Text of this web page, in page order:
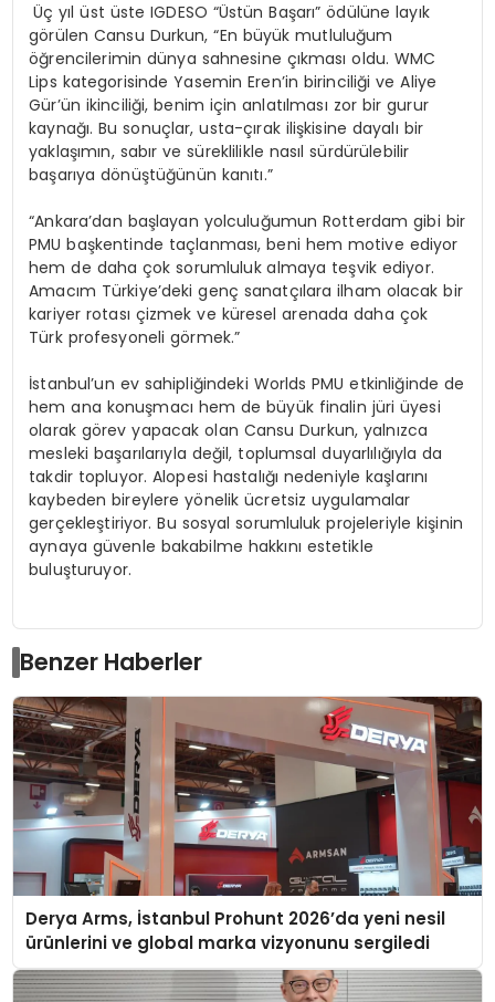
Üç yıl üst üste IGDESO “Üstün Başarı” ödülüne layık
görülen Cansu Durkun, “En büyük mutluluğum
öğrencilerimin dünya sahnesine çıkması oldu. WMC
Lips kategorisinde Yasemin Eren’in birinciliği ve Aliye
Gür’ün ikinciliği, benim için anlatılması zor bir gurur
kaynağı. Bu sonuçlar, usta-çırak ilişkisine dayalı bir
yaklaşımın, sabır ve süreklilikle nasıl sürdürülebilir
başarıya dönüştüğünün kanıtı.”
“Ankara’dan başlayan yolculuğumun Rotterdam gibi bir
PMU başkentinde taçlanması, beni hem motive ediyor
hem de daha çok sorumluluk almaya teşvik ediyor.
Amacım Türkiye’deki genç sanatçılara ilham olacak bir
kariyer rotası çizmek ve küresel arenada daha çok
Türk profesyoneli görmek.”
İstanbul’un ev sahipliğindeki Worlds PMU etkinliğinde de
hem ana konuşmacı hem de büyük finalin jüri üyesi
olarak görev yapacak olan Cansu Durkun, yalnızca
mesleki başarılarıyla değil, toplumsal duyarlılığıyla da
takdir topluyor. Alopesi hastalığı nedeniyle kaşlarını
kaybeden bireylere yönelik ücretsiz uygulamalar
gerçekleştiriyor. Bu sosyal sorumluluk projeleriyle kişinin
aynaya güvenle bakabilme hakkını estetikle
buluşturuyor.
Benzer Haberler
Derya Arms, İstanbul Prohunt 2026’da yeni nesil
ürünlerini ve global marka vizyonunu sergiledi